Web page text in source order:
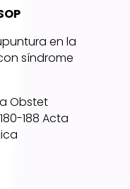
en la
síndrome
Obstet
188 Acta